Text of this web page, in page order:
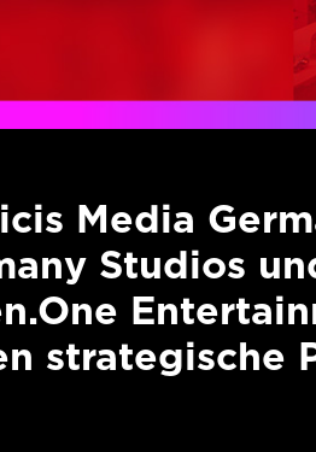
Media
Studios
strategische